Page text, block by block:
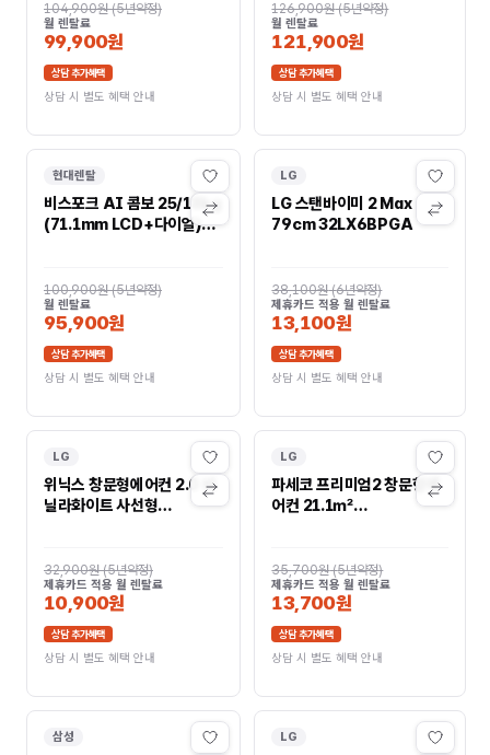
104,900원(5년약정)
월 렌탈료
99,900원
상담 추가혜택
상담 시 별도 혜택 안내
126,900원(5년약정)
월 렌탈료
121,900원
상담 추가혜택
상담 시 별도 혜택 안내
현대렌탈
비스포크 AI 콤보 25/18kg
(71.1mm LCD+다이얼)
100,900원(5년약정)
월 렌탈료
95,900원
상담 추가혜택
상담 시 별도 혜택 안내
LG
LG 스탠바이미 2 Max
79cm 32LX6BPGA
38,100원(6년약정)
제휴카드 적용 월 렌탈료
13,100원
상담 추가혜택
상담 시 별도 혜택 안내
LG
위닉스 창문형에어컨 2.0 바
닐라화이트 사선형
32,900원(5년약정)
제휴카드 적용 월 렌탈료
10,900원
상담 추가혜택
상담 시 별도 혜택 안내
LG
파세코 프리미엄2 창문형에
어컨 21.1㎡
35,700원(5년약정)
제휴카드 적용 월 렌탈료
13,700원
상담 추가혜택
상담 시 별도 혜택 안내
삼성 LG